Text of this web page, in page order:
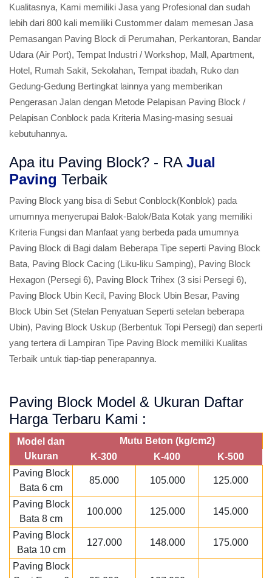
Kualitasnya, Kami memiliki Jasa yang Profesional dan sudah
lebih dari 800 kali memiliki Custommer dalam memesan Jasa
Pemasangan Paving Block di Perumahan, Perkantoran, Bandar
Udara (Air Port), Tempat Industri / Workshop, Mall, Apartment,
Hotel, Rumah Sakit, Sekolahan, Tempat ibadah, Ruko dan
Gedung-Gedung Bertingkat lainnya yang memberikan
Pengerasan Jalan dengan Metode Pelapisan Paving Block /
Pelapisan Conblock pada Kriteria Masing-masing sesuai
kebutuhannya.
Apa itu Paving Block? - RA Jual
Paving Terbaik
Paving Block yang bisa di Sebut Conblock(Konblok) pada
umumnya menyerupai Balok-Balok/Bata Kotak yang memiliki
Kriteria Fungsi dan Manfaat yang berbeda pada umumnya
Paving Block di Bagi dalam Beberapa Tipe seperti Paving Block
Bata, Paving Block Cacing (Liku-liku Samping), Paving Block
Hexagon (Persegi 6), Paving Block Trihex (3 sisi Persegi 6),
Paving Block Ubin Kecil, Paving Block Ubin Besar, Paving
Block Ubin Set (Stelan Penyatuan Seperti setelan beberapa
Ubin), Paving Block Uskup (Berbentuk Topi Persegi) dan seperti
yang tertera di Lampiran Tipe Paving Block memiliki Kualitas
Terbaik untuk tiap-tiap penerapannya.
Paving Block Model & Ukuran Daftar
Harga Terbaru Kami :
Model dan
Ukuran
Mutu Beton (kg/cm2)
K-300
K-400
K-500
Paving Block
Bata 6 cm
85.000 105.000 125.000
Paving Block
Bata 8 cm
100.000 125.000 145.000
Paving Block
Bata 10 cm
127.000 148.000 175.000
Paving Block